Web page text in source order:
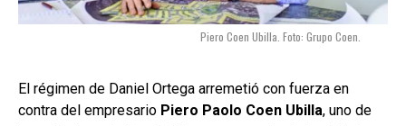
Piero Coen Ubilla. Foto: Grupo Coen.
El régimen de Daniel Ortega arremetió con fuerza en
contra del empresario Piero Paolo Coen Ubilla, uno de